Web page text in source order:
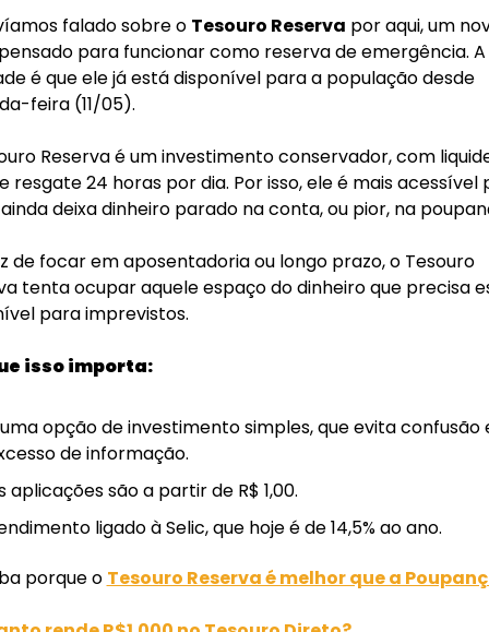
falado sobre o Tesouro Reserva por aqui, um
para funcionar como reserva de emergência. A
é que ele já está disponível para a população desde
feira (11/05).
Reserva é um investimento conservador, com
resgate 24 horas por dia. Por isso, ele é mais acessível
deixa dinheiro parado na conta, ou pior, na
de focar em aposentadoria ou longo prazo, o Tesouro
tenta ocupar aquele espaço do dinheiro que precisa
para imprevistos.
isso importa:
opção de investimento simples, que evita confusão
de informação.
aplicações são a partir de R$ 1,00.
ligado à Selic, que hoje é de 14,5% ao ano.
porque o Tesouro Reserva é melhor que a